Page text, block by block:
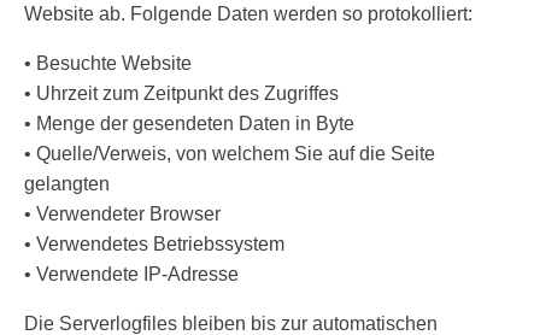
Website ab. Folgende Daten werden so protokolliert:
• Besuchte Website
• Uhrzeit zum Zeitpunkt des Zugriffes
• Menge der gesendeten Daten in Byte
• Quelle/Verweis, von welchem Sie auf die Seite
gelangten
• Verwendeter Browser
• Verwendetes Betriebssystem
• Verwendete IP-Adresse
Die Serverlogfiles bleiben bis zur automatischen